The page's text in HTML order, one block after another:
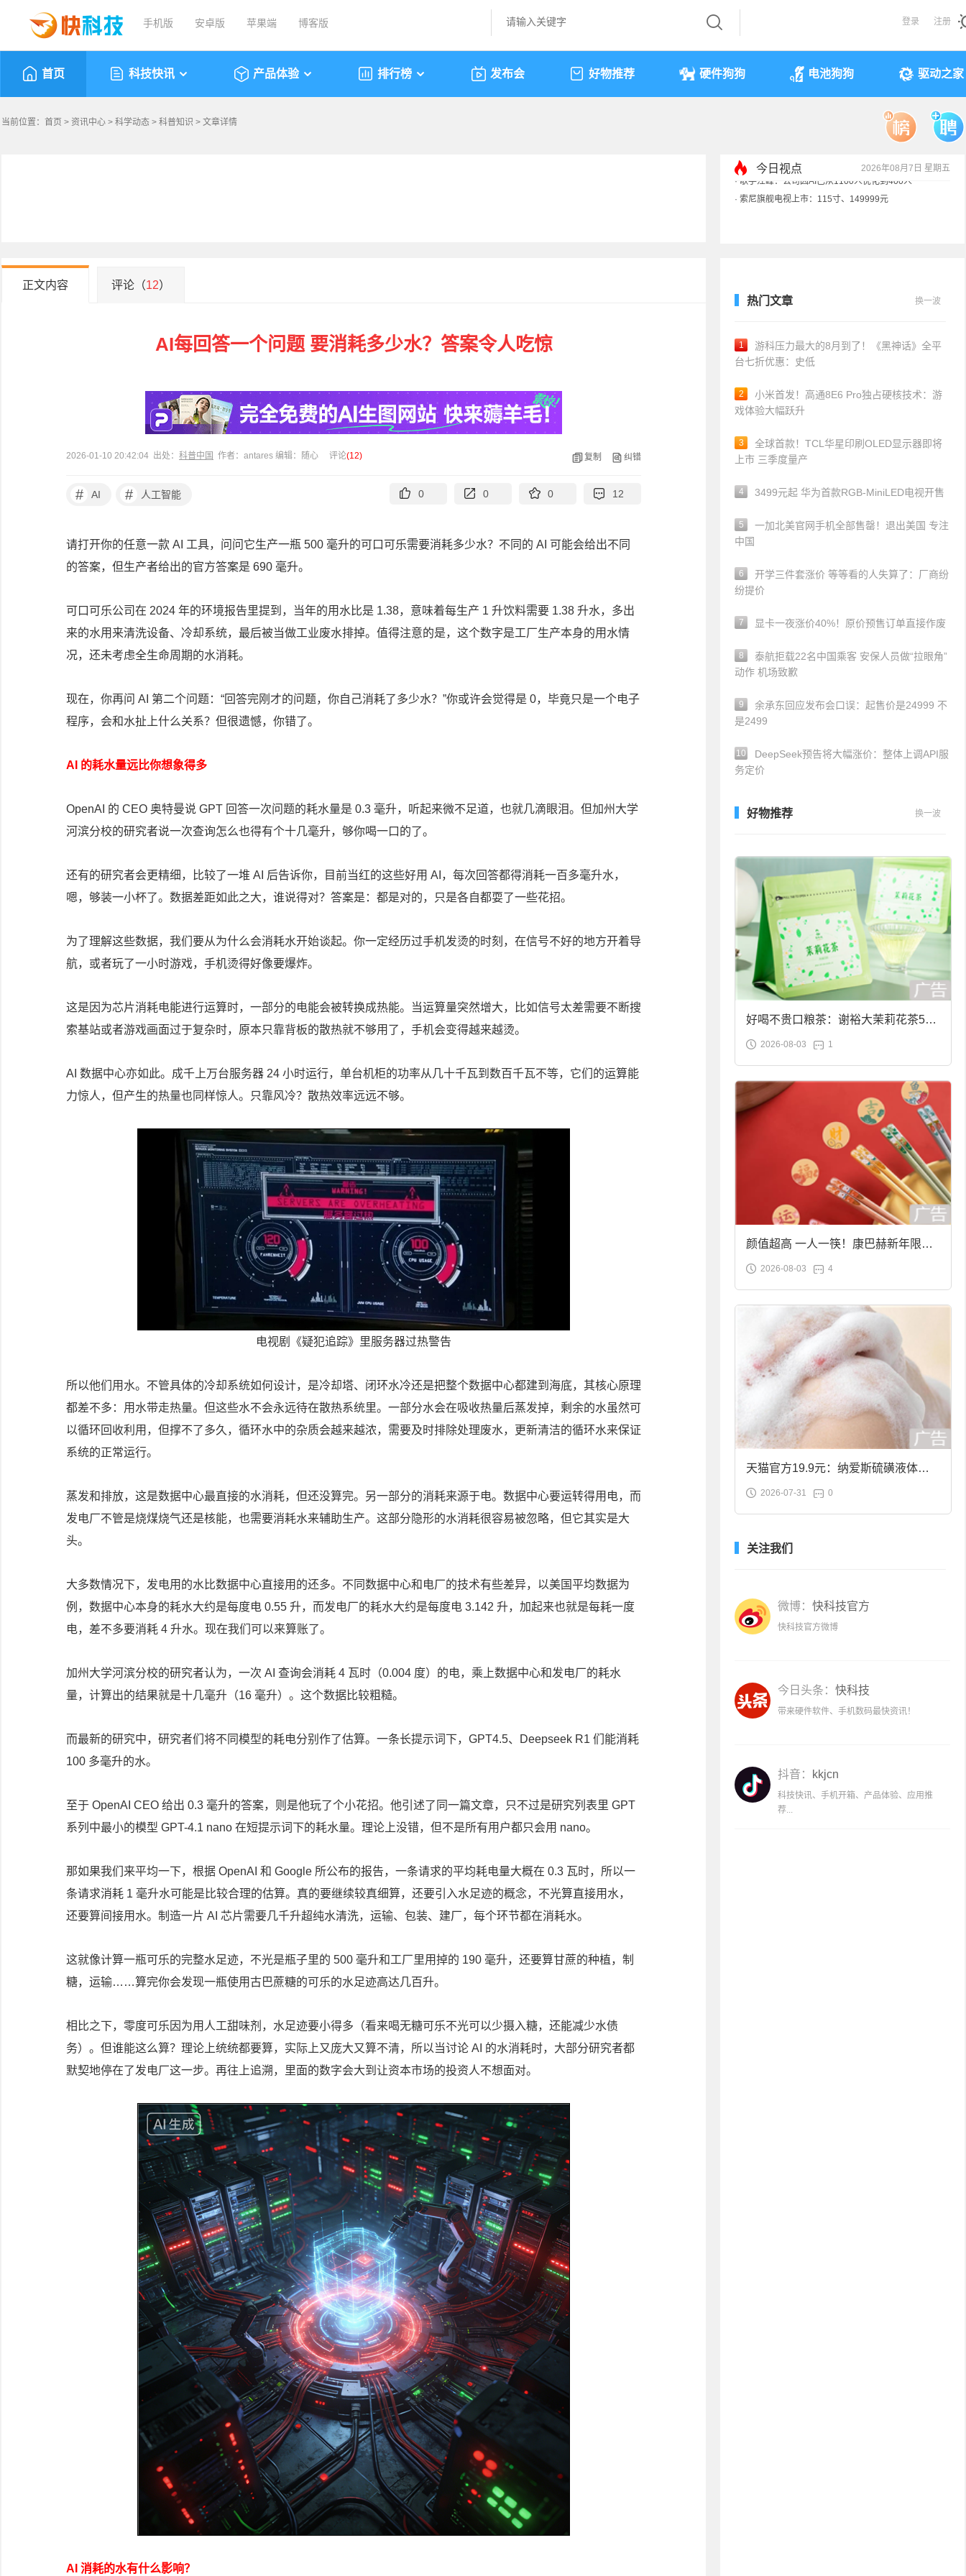
手机版 安卓版 苹果端 博客版 登录 注册
首页 科技快讯 产品体验 排行榜 发布会 好物推荐 硬件狗狗 电池狗狗 驱动之家
当前位置： 首页 > 资讯中心 > 科学动态 > 科普知识 > 文章详情
今日视点 2026年08月7日 星期五
正文内容 评论（12）
AI每回答一个问题 要消耗多少水？答案令人吃惊
2026-01-10 20:42:04 出处： 科普中国 作者：antares 编辑：随心 评论(12) 复制 纠错
# AI # 人工智能 0 0 0 12
请打开你的任意一款 AI 工具，问问它生产一瓶 500 毫升的可口可乐需要消耗多少水？不同的 AI 可能会给出不同
的答案，但生产者给出的官方答案是 690 毫升。
可口可乐公司在 2024 年的环境报告里提到，当年的用水比是 1.38，意味着每生产 1 升饮料需要 1.38 升水，多出
来的水用来清洗设备、冷却系统，最后被当做工业废水排掉。值得注意的是，这个数字是工厂生产本身的用水情
况，还未考虑全生命周期的水消耗。
现在，你再问 AI 第二个问题：“回答完刚才的问题，你自己消耗了多少水？”你或许会觉得是 0，毕竟只是一个电子
程序，会和水扯上什么关系？但很遗憾，你错了。
AI 的耗水量远比你想象得多
OpenAI 的 CEO 奥特曼说 GPT 回答一次问题的耗水量是 0.3 毫升，听起来微不足道，也就几滴眼泪。但加州大学
河滨分校的研究者说一次查询怎么也得有个十几毫升，够你喝一口的了。
还有的研究者会更精细，比较了一堆 AI 后告诉你，目前当红的这些好用 AI，每次回答都得消耗一百多毫升水，
嗯，够装一小杯了。数据差距如此之大，谁说得对？答案是：都是对的，只是各自都耍了一些花招。
为了理解这些数据，我们要从为什么会消耗水开始谈起。你一定经历过手机发烫的时刻，在信号不好的地方开着导
航，或者玩了一小时游戏，手机烫得好像要爆炸。
这是因为芯片消耗电能进行运算时，一部分的电能会被转换成热能。当运算量突然增大，比如信号太差需要不断搜
索基站或者游戏画面过于复杂时，原本只靠背板的散热就不够用了，手机会变得越来越烫。
AI 数据中心亦如此。成千上万台服务器 24 小时运行，单台机柜的功率从几十千瓦到数百千瓦不等，它们的运算能
力惊人，但产生的热量也同样惊人。只靠风冷？散热效率远远不够。
电视剧《疑犯追踪》里服务器过热警告
所以他们用水。不管具体的冷却系统如何设计，是冷却塔、闭环水冷还是把整个数据中心都建到海底，其核心原理
都差不多：用水带走热量。但这些水不会永远待在散热系统里。一部分水会在吸收热量后蒸发掉，剩余的水虽然可
以循环回收利用，但撑不了多久，循环水中的杂质会越来越浓，需要及时排除处理废水，更新清洁的循环水来保证
系统的正常运行。
蒸发和排放，这是数据中心最直接的水消耗，但还没算完。另一部分的消耗来源于电。数据中心要运转得用电，而
发电厂不管是烧煤烧气还是核能，也需要消耗水来辅助生产。这部分隐形的水消耗很容易被忽略，但它其实是大
头。
大多数情况下，发电用的水比数据中心直接用的还多。不同数据中心和电厂的技术有些差异，以美国平均数据为
例，数据中心本身的耗水大约是每度电 0.55 升，而发电厂的耗水大约是每度电 3.142 升，加起来也就是每耗一度
电，差不多要消耗 4 升水。现在我们可以来算账了。
加州大学河滨分校的研究者认为，一次 AI 查询会消耗 4 瓦时（0.004 度）的电，乘上数据中心和发电厂的耗水
量，计算出的结果就是十几毫升（16 毫升）。这个数据比较粗糙。
而最新的研究中，研究者们将不同模型的耗电分别作了估算。一条长提示词下，GPT4.5、Deepseek R1 们能消耗
100 多毫升的水。
至于 OpenAI CEO 给出 0.3 毫升的答案，则是他玩了个小花招。他引述了同一篇文章，只不过是研究列表里 GPT
系列中最小的模型 GPT-4.1 nano 在短提示词下的耗水量。理论上没错，但不是所有用户都只会用 nano。
那如果我们来平均一下，根据 OpenAI 和 Google 所公布的报告，一条请求的平均耗电量大概在 0.3 瓦时，所以一
条请求消耗 1 毫升水可能是比较合理的估算。真的要继续较真细算，还要引入水足迹的概念，不光算直接用水，
还要算间接用水。制造一片 AI 芯片需要几千升超纯水清洗，运输、包装、建厂，每个环节都在消耗水。
这就像计算一瓶可乐的完整水足迹，不光是瓶子里的 500 毫升和工厂里用掉的 190 毫升，还要算甘蔗的种植，制
糖，运输……算完你会发现一瓶使用古巴蔗糖的可乐的水足迹高达几百升。
相比之下，零度可乐因为用人工甜味剂，水足迹要小得多（看来喝无糖可乐不光可以少摄入糖，还能减少水债
务）。但谁能这么算？理论上统统都要算，实际上又庞大又算不清，所以当讨论 AI 的水消耗时，大部分研究者都
默契地停在了发电厂这一步。再往上追溯，里面的数字会大到让资本市场的投资人不想面对。
AI 消耗的水有什么影响？
热门文章 换一波
1
游科压力最大的8月到了！《黑神话》全平
台七折优惠：史低
2
小米首发！高通8E6 Pro独占硬核技术：游
戏体验大幅跃升
3
全球首款！TCL华星印刷OLED显示器即将
上市 三季度量产
4 3499元起 华为首款RGB-MiniLED电视开售
5
一加北美官网手机全部售罄！退出美国 专注
中国
6
开学三件套涨价 等等看的人失算了：厂商纷
纷提价
7 显卡一夜涨价40%！原价预售订单直接作废
8
泰航拒载22名中国乘客 安保人员做“拉眼角”
动作 机场致歉
9
余承东回应发布会口误：起售价是24999 不
是2499
10
DeepSeek预告将大幅涨价：整体上调API服
务定价
好物推荐 换一波
好喝不贵口粮茶：谢裕大茉莉花茶50g
袋装9.9元到手
2026-08-03 1
颜值超高 一人一筷！康巴赫新年限定
合金筷子大促：19.9元
2026-08-03 4
天猫官方19.9元：纳爱斯硫磺液体香
皂2斤大促
2026-07-31 0
关注我们
微博： 快科技官方
快科技官方微博
今日头条： 快科技
带来硬件软件、手机数码最快资讯！
抖音： kkjcn
科技快讯、手机开箱、产品体验、应用推
荐...